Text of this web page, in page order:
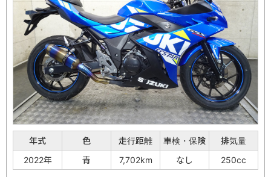
年式 色 走行距離 車検・保険
排気量
2022年
青 7,702km なし 250cc